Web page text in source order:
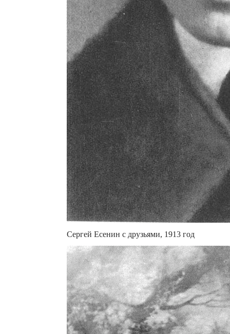
Сергей Есенин с друзьями, 1913 год